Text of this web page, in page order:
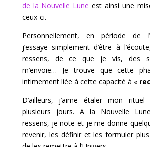
de la Nouvelle Lune est ainsi une
ceux-ci.
Personnellement, en période de
j’essaye simplement d’être à
ressens, de ce que je vis, des
m’envoie… Je trouve que cette
intimement liée à cette capacité à «
D’ailleurs, j’aime étaler mon
plusieurs jours. A la Nouvelle
ressens, je note et je me donne
revenir, les définir et les formuler